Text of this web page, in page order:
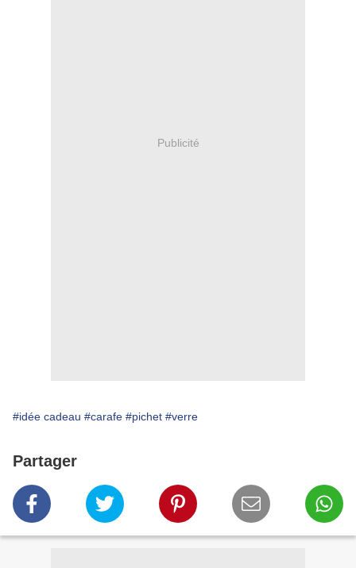
Publicité
#idée cadeau #carafe #pichet #verre
Partager